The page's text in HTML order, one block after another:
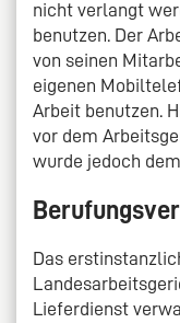
nicht verlangt
benutzen. Der
von seinen
eigenen
Arbeit benutzen.
vor dem
wurde jedoch
Das
Lieferdienst